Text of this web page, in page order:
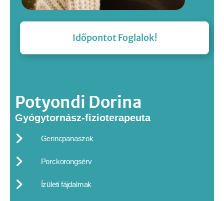
Időpontot Foglalok!
Potyondi Dorina
Gyógytornász-fizioterapeuta
Gerincpanaszok
Porckorongsérv
Ízületi fájdalmak